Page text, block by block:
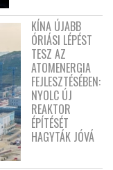
KÍNA ÚJABB
ÓRIÁSI LÉPÉST
TESZ AZ
ATOMENERGIA
FEJLESZTÉSÉBEN:
NYOLC ÚJ
REAKTOR
ÉPÍTÉSÉT
HAGYTÁK JÓVÁ